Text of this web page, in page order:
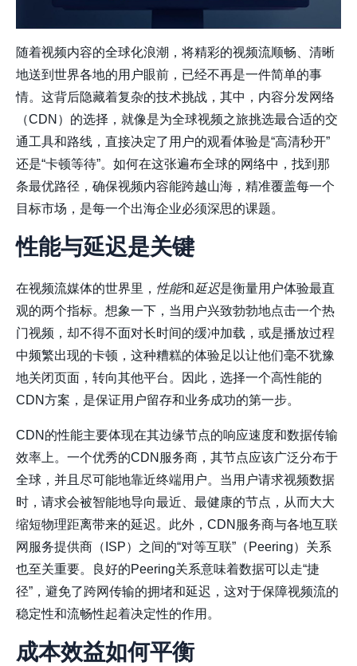
随着视频内容的全球化浪潮，将精彩的视频流顺畅、清晰
地送到世界各地的用户眼前，已经不再是一件简单的事
情。这背后隐藏着复杂的技术挑战，其中，内容分发网络
（CDN）的选择，就像是为全球视频之旅挑选最合适的交
通工具和路线，直接决定了用户的观看体验是“高清秒开”
还是“卡顿等待”。如何在这张遍布全球的网络中，找到那
条最优路径，确保视频内容能跨越山海，精准覆盖每一个
目标市场，是每一个出海企业必须深思的课题。
性能与延迟是关键
在视频流媒体的世界里， 性能和延迟是衡量用户体验最直
观的两个指标。想象一下，当用户兴致勃勃地点击一个热
门视频，却不得不面对长时间的缓冲加载，或是播放过程
中频繁出现的卡顿，这种糟糕的体验足以让他们毫不犹豫
地关闭页面，转向其他平台。因此，选择一个高性能的
CDN方案，是保证用户留存和业务成功的第一步。
CDN的性能主要体现在其边缘节点的响应速度和数据传输
效率上。一个优秀的CDN服务商，其节点应该广泛分布于
全球，并且尽可能地靠近终端用户。当用户请求视频数据
时，请求会被智能地导向最近、最健康的节点，从而大大
缩短物理距离带来的延迟。此外，CDN服务商与各地互联
网服务提供商（ISP）之间的“对等互联”（Peering）关系
也至关重要。良好的Peering关系意味着数据可以走“捷
径”，避免了跨网传输的拥堵和延迟，这对于保障视频流的
稳定性和流畅性起着决定性的作用。
成本效益如何平衡